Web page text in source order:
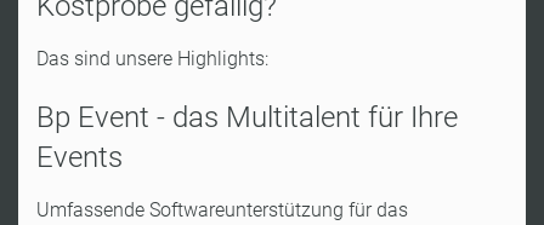
Das sind unsere Highlights:
Bp Event - das Multitalent für Ihre
Events
Umfassende Softwareunterstützung für das